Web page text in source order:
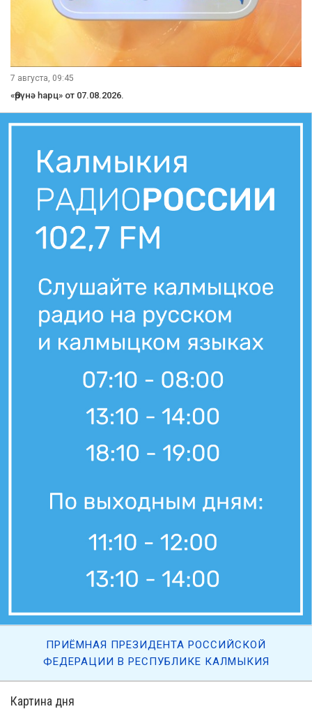
Картина дня
7 августа, 09:45
«Өрүнә һарц» от 07.08.2026.
ПРИЁМНАЯ ПРЕЗИДЕНТА РОССИЙСКОЙ
ФЕДЕРАЦИИ В РЕСПУБЛИКЕ КАЛМЫКИЯ